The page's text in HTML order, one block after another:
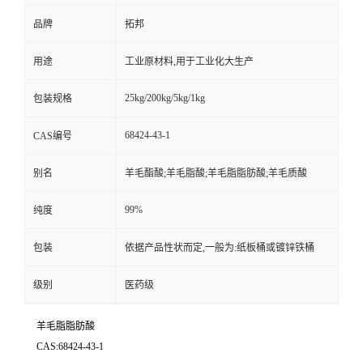
品牌 拓邦
用途 工业原材料,用于工业化大生产
包装规格 25kg/200kg/5kg/1kg
CAS编号 68424-43-1
别名 羊毛酯酸;羊毛脂酸;羊毛脂脂肪酸;羊毛质酸
纯度 99%
包装 依据产品性状而定,一般为:纸板桶或镀锌铁桶
级别 医药级
羊毛脂脂肪酸
CAS:68424-43-1